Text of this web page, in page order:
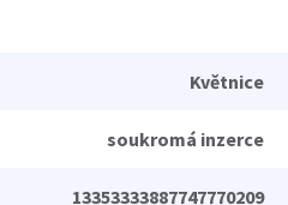
Květnice
soukromá inzerce
13353333887747770209